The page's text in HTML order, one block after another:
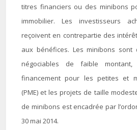
titres financiers ou des minibons
immobilier. Les investisseurs
reçoivent en contrepartie des
aux bénéfices. Les minibons
négociables de faible montant,
financement pour les petites et
(PME) et les projets de taille
de minibons est encadrée par
30 mai 2014.